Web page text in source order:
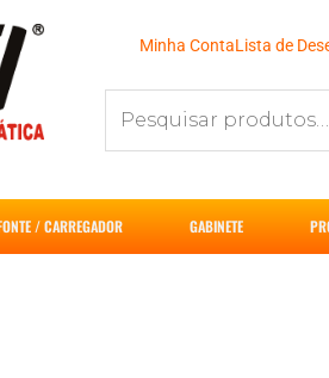
Minha ContaLista de
por:
/ CARREGADOR GABINETE